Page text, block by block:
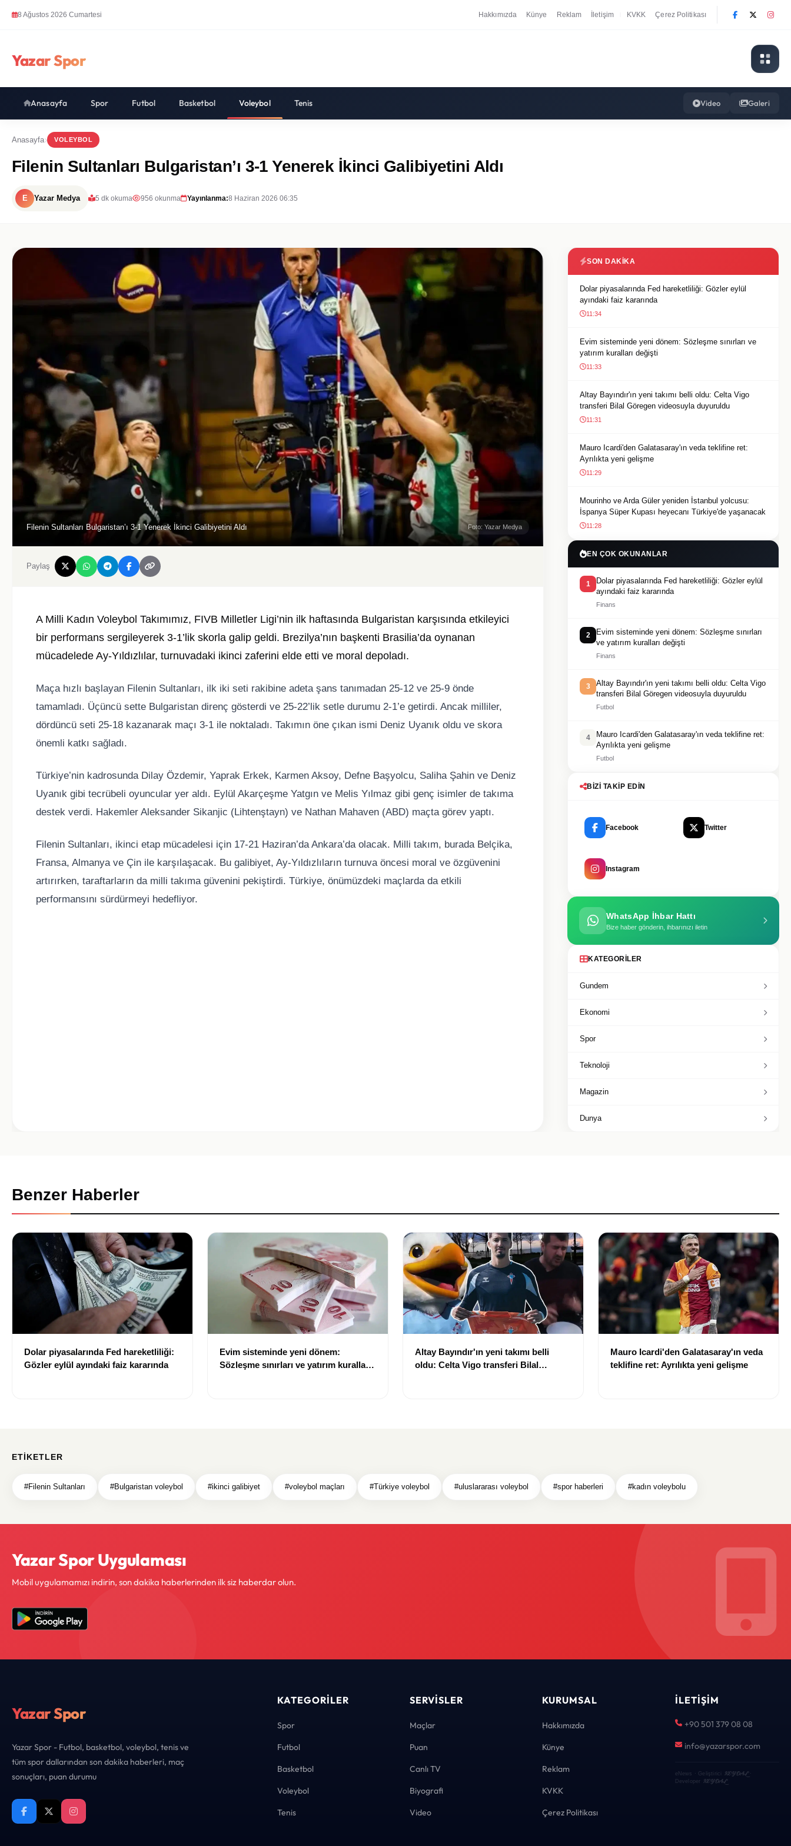
8 Ağustos 2026 Cumartesi Hakkımızda Künye Reklam İletişim KVKK Çerez Politikası
Yazar Spor
Anasayfa Spor Futbol Basketbol Voleybol Tenis Video Galeri
Anasayfa VOLEYBOL
Filenin Sultanları Bulgaristan’ı 3-1 Yenerek İkinci Galibiyetini Aldı
E Yazar Medya 5 dk okuma 956 okunma Yayınlanma:8 Haziran 2026 06:35
Filenin Sultanları Bulgaristan’ı 3-1 Yenerek İkinci Galibiyetini Aldı Foto: Yazar Medya
Paylaş
A Milli Kadın Voleybol Takımımız, FIVB Milletler Ligi’nin ilk haftasında Bulgaristan karşısında etkileyici
bir performans sergileyerek 3-1’lik skorla galip geldi. Brezilya’nın başkenti Brasilia’da oynanan
mücadelede Ay-Yıldızlılar, turnuvadaki ikinci zaferini elde etti ve moral depoladı.
Maça hızlı başlayan Filenin Sultanları, ilk iki seti rakibine adeta şans tanımadan 25-12 ve 25-9 önde
tamamladı. Üçüncü sette Bulgaristan direnç gösterdi ve 25-22’lik setle durumu 2-1’e getirdi. Ancak milliler,
dördüncü seti 25-18 kazanarak maçı 3-1 ile noktaladı. Takımın öne çıkan ismi Deniz Uyanık oldu ve skora
önemli katkı sağladı.
Türkiye’nin kadrosunda Dilay Özdemir, Yaprak Erkek, Karmen Aksoy, Defne Başyolcu, Saliha Şahin ve Deniz
Uyanık gibi tecrübeli oyuncular yer aldı. Eylül Akarçeşme Yatgın ve Melis Yılmaz gibi genç isimler de takıma
destek verdi. Hakemler Aleksander Sikanjic (Lihtenştayn) ve Nathan Mahaven (ABD) maçta görev yaptı.
Filenin Sultanları, ikinci etap mücadelesi için 17-21 Haziran’da Ankara’da olacak. Milli takım, burada Belçika,
Fransa, Almanya ve Çin ile karşılaşacak. Bu galibiyet, Ay-Yıldızlıların turnuva öncesi moral ve özgüvenini
artırırken, taraftarların da milli takıma güvenini pekiştirdi. Türkiye, önümüzdeki maçlarda da etkili
performansını sürdürmeyi hedefliyor.
SON DAKIKA
Dolar piyasalarında Fed hareketliliği: Gözler eylül
ayındaki faiz kararında
11:34
Evim sisteminde yeni dönem: Sözleşme sınırları ve
yatırım kuralları değişti
11:33
Altay Bayındır'ın yeni takımı belli oldu: Celta Vigo
transferi Bilal Göregen videosuyla duyuruldu
11:31
Mauro Icardi'den Galatasaray'ın veda teklifine ret:
Ayrılıkta yeni gelişme
11:29
Mourinho ve Arda Güler yeniden İstanbul yolcusu:
İspanya Süper Kupası heyecanı Türkiye'de yaşanacak
11:28
EN ÇOK OKUNANLAR
1
Dolar piyasalarında Fed hareketliliği: Gözler eylül
ayındaki faiz kararında
Finans
2
Evim sisteminde yeni dönem: Sözleşme sınırları
ve yatırım kuralları değişti
Finans
3
Altay Bayındır'ın yeni takımı belli oldu: Celta Vigo
transferi Bilal Göregen videosuyla duyuruldu
Futbol
4
Mauro Icardi'den Galatasaray'ın veda teklifine ret:
Ayrılıkta yeni gelişme
Futbol
BIZI TAKIP EDIN
Facebook Twitter
Instagram
WhatsApp İhbar Hattı
Bize haber gönderin, ihbarınızı iletin
KATEGORILER
Gundem
Ekonomi
Spor
Teknoloji
Magazin
Dunya
Benzer Haberler
Dolar piyasalarında Fed hareketliliği:
Gözler eylül ayındaki faiz kararında
Evim sisteminde yeni dönem:
Sözleşme sınırları ve yatırım kuralları
Altay Bayındır'ın yeni takımı belli
oldu: Celta Vigo transferi Bilal
Mauro Icardi'den Galatasaray'ın veda
teklifine ret: Ayrılıkta yeni gelişme
ETIKETLER
#Filenin Sultanları #Bulgaristan voleybol #ikinci galibiyet #voleybol maçları #Türkiye voleybol #uluslararası voleybol #spor haberleri #kadın voleybolu
Yazar Spor Uygulaması
Mobil uygulamamızı indirin, son dakika haberlerinden ilk siz haberdar olun.
Yazar Spor
Yazar Spor - Futbol, basketbol, voleybol, tenis ve
tüm spor dallarından son dakika haberleri, maç
sonuçları, puan durumu
KATEGORILER
Spor
Futbol
Basketbol
Voleybol
Tenis
SERVISLER
Maçlar
Puan
Canlı TV
Biyografi
Video
KURUMSAL
Hakkımızda
Künye
Reklam
KVKK
Çerez Politikası
İLETIŞIM
+90 501 379 08 08
info@yazarspor.com
eNews · Geliştirici KEYDAL·
Developer KEYDAL